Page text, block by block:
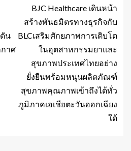
น
าศ
BJC Healthcare เดินหน้า
สร้างพันธมิตรทางธุรกิจกับ
BLCเสริมศักยภาพการเติบโต
ในอุตสาหกรรมยาและ
สุขภาพประเทศไทยอย่าง
ยั่งยืนพร้อมหนุนผลิตภัณฑ์
สุขภาพคุณภาพเข้าถึงได้ทั่ว
ภูมิภาคเอเชียตะวันออกเฉียง
ใต้